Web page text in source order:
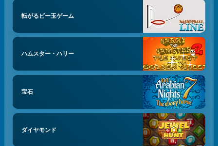
転がるビー玉ゲーム
ハムスター・ハリー
宝石
ダイヤモンド